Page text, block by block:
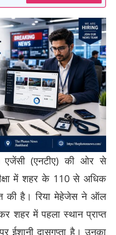
एजेंसी (एनटीए) की ओर से
में शहर के 110 से अधिक
की है। रिया मेहेजेस ने ऑल
शहर में पहला स्थान प्राप्त
ईशानी दासगुप्ता है। उनका